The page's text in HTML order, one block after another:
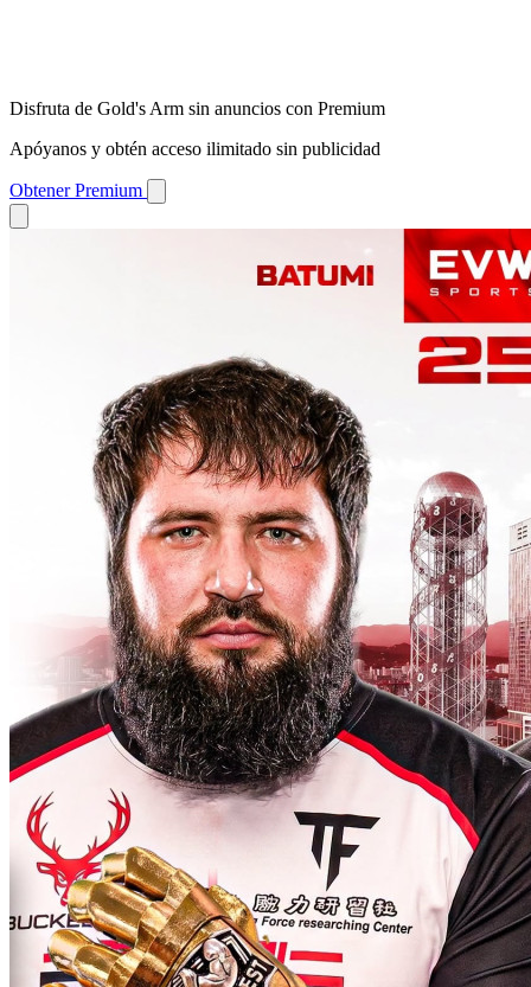
Disfruta de Gold's Arm sin anuncios con Premium
Apóyanos y obtén acceso ilimitado sin publicidad
Obtener Premium